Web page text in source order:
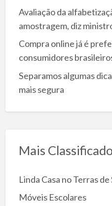
Avaliação da
amostragem, diz
Compra online já é
consumidores
Separamos algumas
mais segura
Mais
Linda Casa no Terras
Móveis Escolares